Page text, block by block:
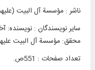
ناشر : مؤسسة آل البیت
سایر نویسندگان :
محقق: مؤسسة آل البیت
تعداد صفحات : 551ص.